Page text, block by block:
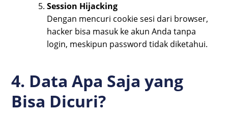
Session Hijacking
Dengan mencuri cookie sesi dari browser,
hacker bisa masuk ke akun Anda tanpa
login, meskipun password tidak diketahui.
4. Data Apa Saja yang
Bisa Dicuri?